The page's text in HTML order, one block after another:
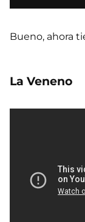
Bueno, ahora
La Veneno